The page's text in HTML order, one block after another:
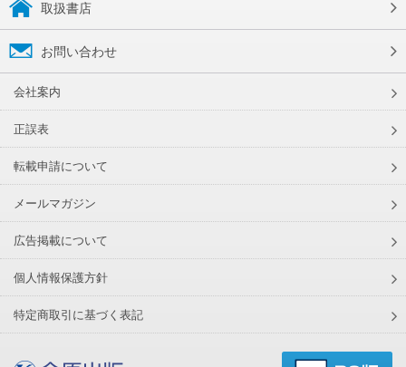
取扱書店
お問い合わせ
会社案内
正誤表
転載申請について
メールマガジン
広告掲載について
個人情報保護方針
特定商取引に基づく表記